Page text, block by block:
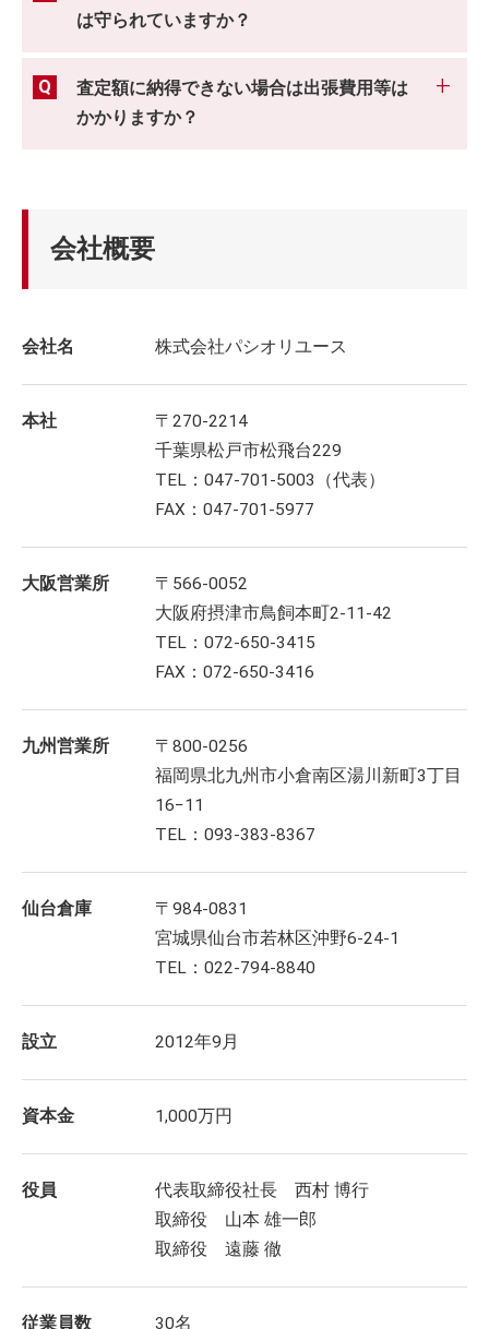
は守られていますか？
査定額に納得できない場合は出張費用等は
かかりますか？
会社概要
会社名 株式会社パシオリユース
本社
〒270-2214
千葉県松戸市松飛台229
TEL：047-701-5003（代表）
FAX：047-701-5977
大阪営業所
〒566-0052
大阪府摂津市鳥飼本町2-11-42
TEL：072-650-3415
FAX：072-650-3416
九州営業所
〒800-0256
福岡県北九州市小倉南区湯川新町3丁目
16−11
TEL：093-383-8367
仙台倉庫
〒984-0831
宮城県仙台市若林区沖野6-24-1
TEL：022-794-8840
設立 2012年9月
資本金 1,000万円
役員
代表取締役社長 西村 博行
取締役 山本 雄一郎
取締役 遠藤 徹
従業員数 30名